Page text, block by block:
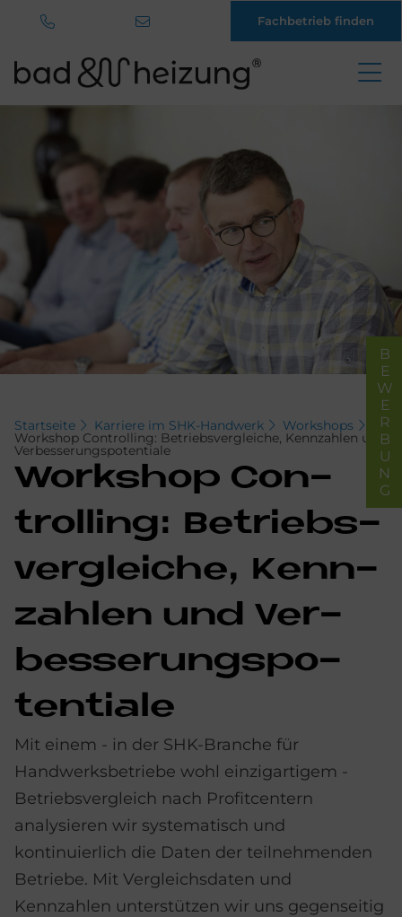
Fachbetrieb finden
Startseite Karriere im SHK-Handwerk Workshops
Workshop Controlling: Betriebsvergleiche, Kennzahlen und
Verbesserungspotentiale
Work­s­hop Con­
trol­ling: Be­triebs­
ver­gleiche, Kenn­
zah­len und Ver­
bes­se­rungs­po­
ten­tia­le
Mit einem - in der SHK-Branche für
Handwerksbetriebe wohl einzigartigem -
Betriebsvergleich nach Profitcentern
analysieren wir systematisch und
kontinuierlich die Daten der teilnehmenden
Betriebe. Mit Vergleichsdaten und
Kennzahlen unterstützen wir uns gegenseitig
BEWERBUNG